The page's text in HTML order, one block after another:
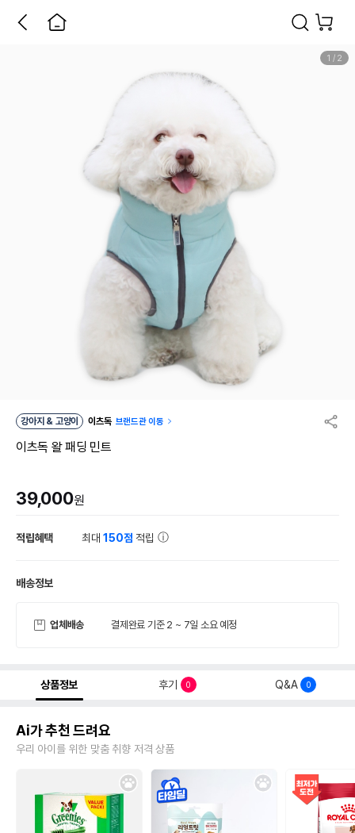
1 / 2
강아지 & 고양이 이츠독 브랜드관 이동
이츠독 왈 패딩 민트
39,000원
적립혜택 최대150점 적립
배송정보
업체배송 결제완료 기준 2 ~ 7일 소요 예정
상품정보 후기 0 Q&A 0
Ai가 추천 드려요
우리 아이를 위한 맞춤 취향 저격 상품